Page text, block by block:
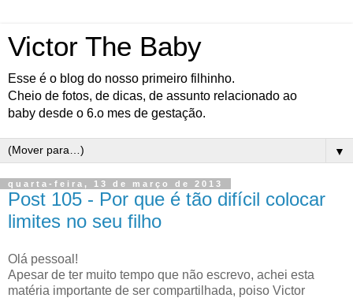
Victor The Baby
Esse é o blog do nosso primeiro filhinho.
Cheio de fotos, de dicas, de assunto relacionado ao
baby desde o 6.o mes de gestação.
▼
quarta-feira, 13 de março de 2013
Post 105 - Por que é tão difícil colocar
limites no seu filho
Olá pessoal!
Apesar de ter muito tempo que não escrevo, achei esta
matéria importante de ser compartilhada, poiso Victor